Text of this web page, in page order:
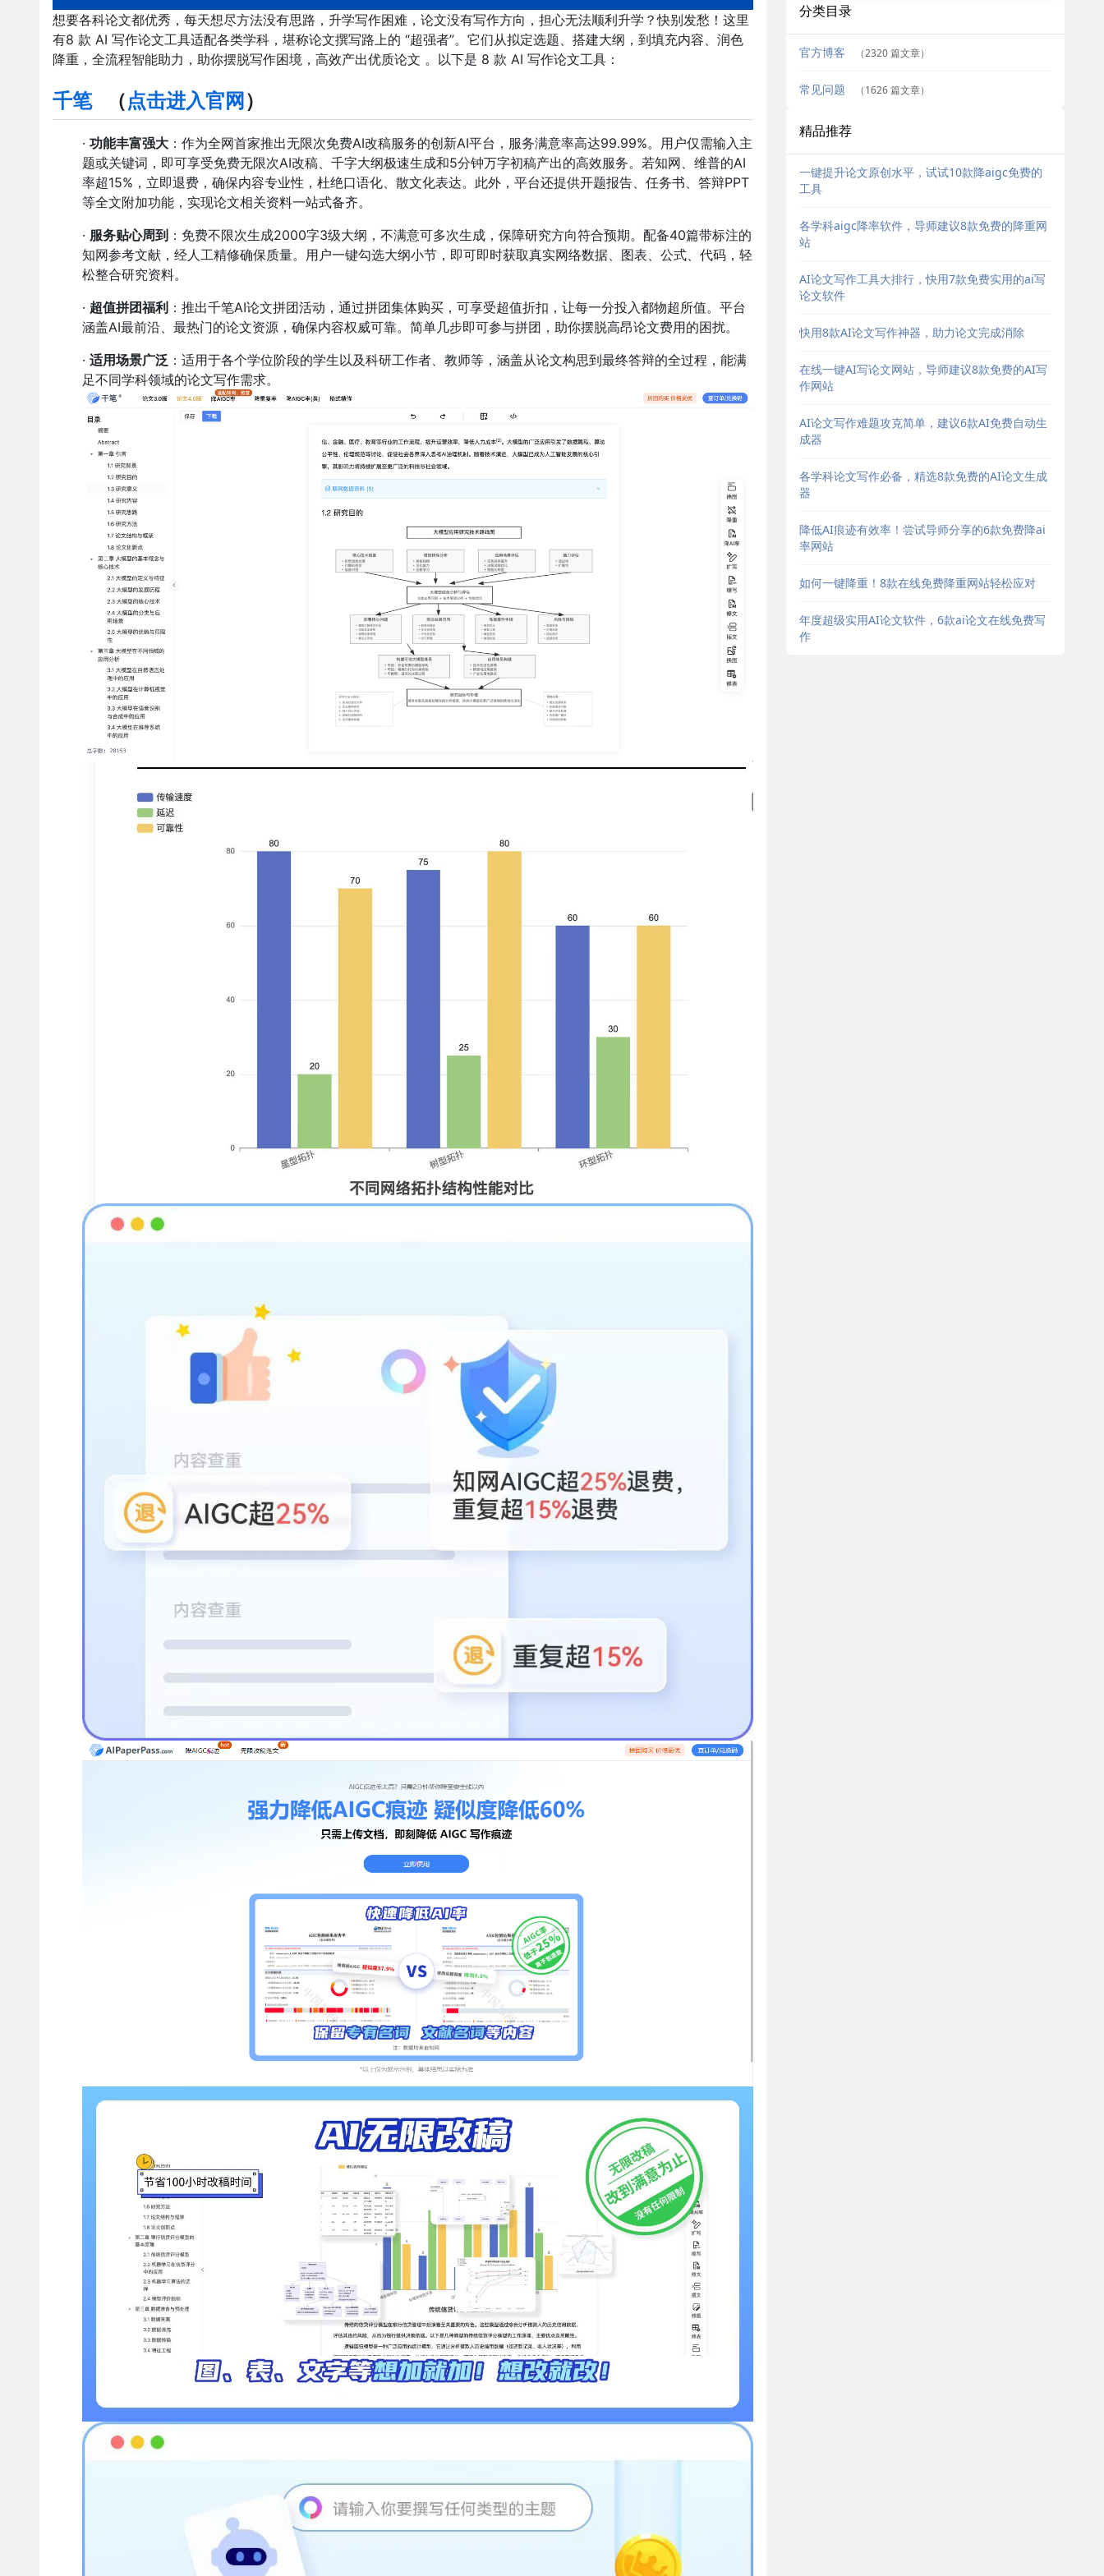
想要各科论文都优秀，每天想尽方法没有思路，升学写作困难，论文没有写作方向，担心无法顺利升学？快别发愁！这里
有8 款 AI 写作论文工具适配各类学科，堪称论文撰写路上的 “超强者”。它们从拟定选题、搭建大纲，到填充内容、润色
降重，全流程智能助力，助你摆脱写作困境，高效产出优质论文 。以下是 8 款 AI 写作论文工具：
千笔 （点击进入官网 ）
· 功能丰富强大 ：作为全网首家推出无限次免费AI改稿服务的创新AI平台，服务满意率高达99.99%。用户仅需输入主
题或关键词，即可享受免费无限次AI改稿、千字大纲极速生成和5分钟万字初稿产出的高效服务。若知网、维普的AI
率超15%，立即退费，确保内容专业性，杜绝口语化、散文化表达。此外，平台还提供开题报告、任务书、答辩PPT
等全文附加功能，实现论文相关资料一站式备齐。
· 服务贴心周到 ：免费不限次生成2000字3级大纲，不满意可多次生成，保障研究方向符合预期。配备40篇带标注的
知网参考文献，经人工精修确保质量。用户一键勾选大纲小节，即可即时获取真实网络数据、图表、公式、代码，轻
松整合研究资料。
· 超值拼团福利 ：推出千笔AI论文拼团活动，通过拼团集体购买，可享受超值折扣，让每一分投入都物超所值。平台
涵盖AI最前沿、最热门的论文资源，确保内容权威可靠。简单几步即可参与拼团，助你摆脱高昂论文费用的困扰。
· 适用场景广泛 ：适用于各个学位阶段的学生以及科研工作者、教师等，涵盖从论文构思到最终答辩的全过程，能满
足不同学科领域的论文写作需求。
分类目录
官方博客 （2320 篇文章）
常见问题 （1626 篇文章）
精品推荐
一键提升论文原创水平，试试10款降aigc免费的
工具
各学科aigc降率软件，导师建议8款免费的降重网
站
AI论文写作工具大排行，快用7款免费实用的ai写
论文软件
快用8款AI论文写作神器，助力论文完成消除
在线一键AI写论文网站，导师建议8款免费的AI写
作网站
AI论文写作难题攻克简单，建议6款AI免费自动生
成器
各学科论文写作必备，精选8款免费的AI论文生成
器
降低AI痕迹有效率！尝试导师分享的6款免费降ai
率网站
如何一键降重！8款在线免费降重网站轻松应对
年度超级实用AI论文软件，6款ai论文在线免费写
作